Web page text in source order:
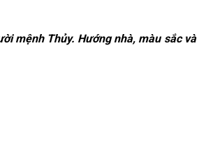
mệnh Thủy. Hướng nhà, màu sắc